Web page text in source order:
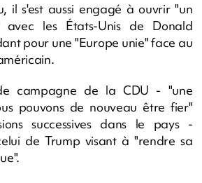
il s'est aussi engagé à ouvrir "un
avec les États-Unis de Donald
pour une "Europe unie" face au
campagne de la CDU - "une
pouvons de nouveau être fier"
successives dans le pays -
de Trump visant à "rendre sa